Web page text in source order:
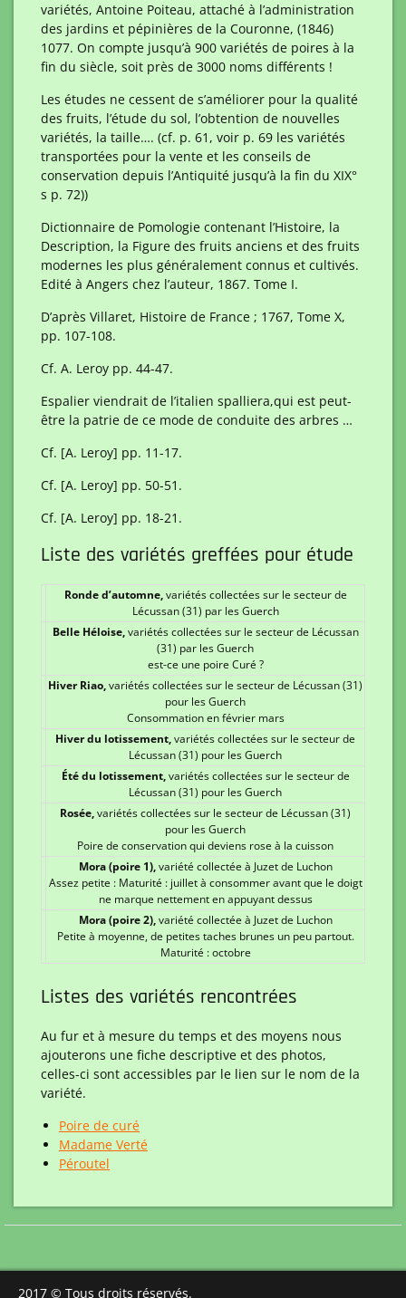
variétés, Antoine Poiteau, attaché à l’administration
des jardins et pépinières de la Couronne, (1846)
1077. On compte jusqu’à 900 variétés de poires à la
fin du siècle, soit près de 3000 noms différents !
Les études ne cessent de s’améliorer pour la qualité
des fruits, l’étude du sol, l’obtention de nouvelles
variétés, la taille…. (cf. p. 61, voir p. 69 les variétés
transportées pour la vente et les conseils de
conservation depuis l’Antiquité jusqu’à la fin du XIX°
s p. 72))
Dictionnaire de Pomologie contenant l’Histoire, la
Description, la Figure des fruits anciens et des fruits
modernes les plus généralement connus et cultivés.
Edité à Angers chez l’auteur, 1867. Tome I.
D’après Villaret, Histoire de France ; 1767, Tome X,
pp. 107-108.
Cf. A. Leroy pp. 44-47.
Espalier viendrait de l’italien spalliera,qui est peut-
être la patrie de ce mode de conduite des arbres …
Cf. [A. Leroy] pp. 11-17.
Cf. [A. Leroy] pp. 50-51.
Cf. [A. Leroy] pp. 18-21.
Liste des variétés greffées pour étude
Ronde d’automne,variétés collectées sur le secteur de
Lécussan (31) par les Guerch
Belle Héloise,variétés collectées sur le secteur de Lécussan
(31) par les Guerch
est-ce une poire Curé ?
Hiver Riao,variétés collectées sur le secteur de Lécussan (31)
pour les Guerch
Consommation en février mars
Hiver du lotissement,variétés collectées sur le secteur de
Lécussan (31) pour les Guerch
Été du lotissement,variétés collectées sur le secteur de
Lécussan (31) pour les Guerch
Rosée,variétés collectées sur le secteur de Lécussan (31)
pour les Guerch
Poire de conservation qui deviens rose à la cuisson
Mora (poire 1),variété collectée à Juzet de Luchon
Assez petite : Maturité : juillet à consommer avant que le doigt
ne marque nettement en appuyant dessus
Mora (poire 2),variété collectée à Juzet de Luchon
Petite à moyenne, de petites taches brunes un peu partout.
Maturité : octobre
Listes des variétés rencontrées
Au fur et à mesure du temps et des moyens nous
ajouterons une fiche descriptive et des photos,
celles-ci sont accessibles par le lien sur le nom de la
variété.
Poire de curé
Madame Verté
Péroutel
2017 © Tous droits réservés.